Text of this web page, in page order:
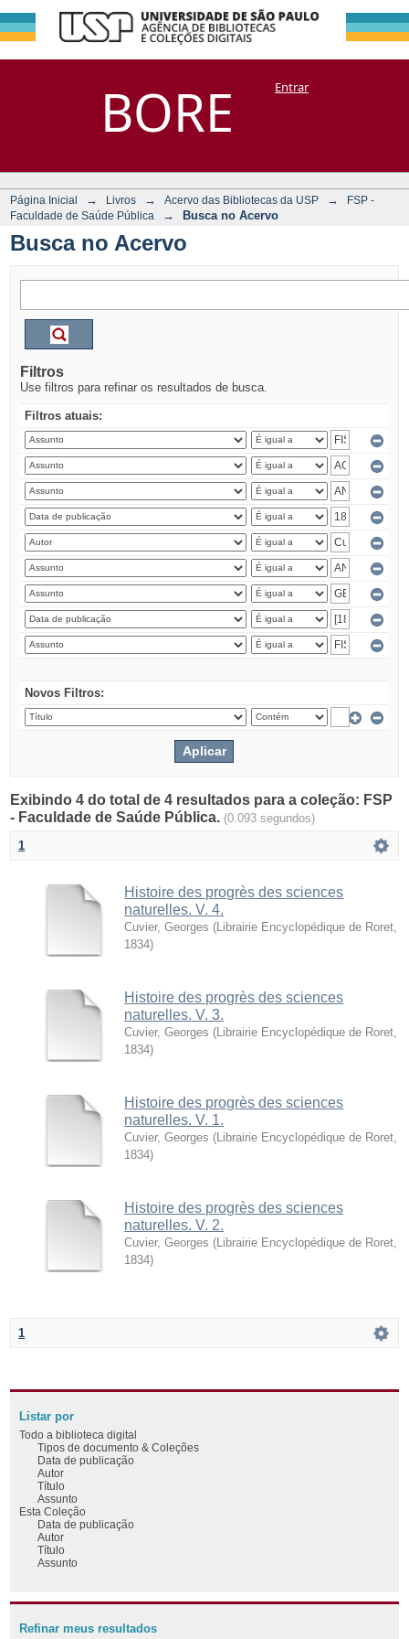
BORE
Busca no Acervo
DSpace/Manakin + CoriscoEntrar
Página Inicial → Livros → Acervo das Bibliotecas da USP →
FSP -
Faculdade de Saúde Pública
→ Busca no Acervo
Busca no Acervo
Filtros
Use filtros para refinar os resultados de busca.
Filtros atuais:
Novos Filtros:
Exibindo 4 do total de 4 resultados para a coleção: FSP
- Faculdade de Saúde Pública. (0.093 segundos)
1
Histoire des progrès des sciences
naturelles. V. 4.
Cuvier, Georges ( Librairie Encyclopédique de Roret
1834)
Histoire des progrès des sciences
naturelles. V. 3.
Cuvier, Georges ( Librairie Encyclopédique de Roret
1834)
Histoire des progrès des sciences
naturelles. V. 1.
Cuvier, Georges ( Librairie Encyclopédique de Roret
1834)
Histoire des progrès des sciences
naturelles. V. 2.
Cuvier, Georges ( Librairie Encyclopédique de Roret
1834)
1
Listar por
Todo a biblioteca digital
Tipos de documento & Coleções
Data de publicação
Autor
Título
Assunto
Esta Coleção
Data de publicação
Autor
Título
Assunto
Refinar meus resultados